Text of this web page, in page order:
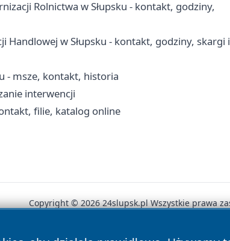
Rolnictwa w Słupsku - kontakt, godziny,
w Słupsku - kontakt, godziny, skargi
- msze, kontakt, historia
interwencji
filie, katalog online
Copyright © 2026 24slupsk.pl Wszystkie prawa